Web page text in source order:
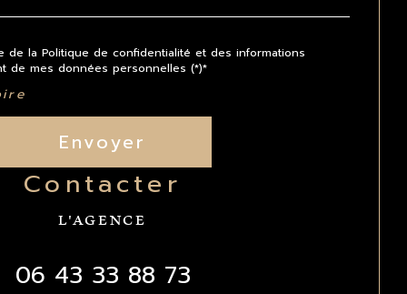
de la Politique de confidentialité et des informations
de mes données personnelles (*)*
Envoyer
contacter
L'AGENCE
06 43 33 88 73